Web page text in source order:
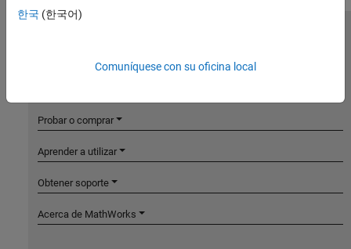
한국 (한국어)
Comuníquese con su oficina local
Probar o comprar
Aprender a utilizar
Obtener soporte
Acerca de MathWorks